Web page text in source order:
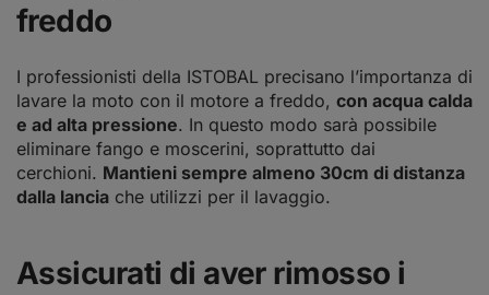
freddo
I professionisti della ISTOBAL precisano l’importanza di
lavare la moto con il motore a freddo, con acqua calda
e ad alta pressione. In questo modo sarà possibile
eliminare fango e moscerini, soprattutto dai
cerchioni. Mantieni sempre almeno 30cm di distanza
dalla lancia che utilizzi per il lavaggio.
Assicurati di aver rimosso i